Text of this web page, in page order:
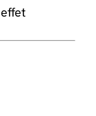
effet